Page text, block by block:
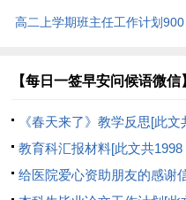
高二上学期班主任工作计划900
【每日一签早安问候语微信
《春天来了》教学反思[此文
1847字]
教育科汇报材料[此文共1998
字]给医院爱心资助朋友的感谢